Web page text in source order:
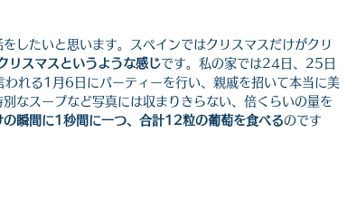
したいと思います。スペインではクリスマスだけがクリ
リスマスというような感じです。私の家では24日、25日
れる1月6日にパーティーを行い、親戚を招いて本当に美
なスープなど写真には収まりきらない、倍くらいの量を
の瞬間に1秒間に一つ、合計12粒の葡萄を食べるのです